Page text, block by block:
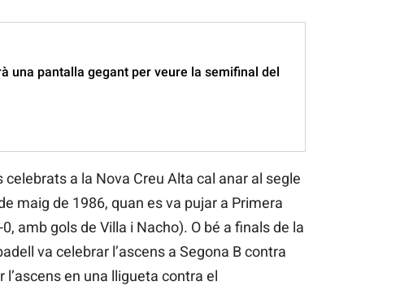
una pantalla gegant per veure la semifinal del
a la Nova Creu Alta cal anar al segle
maig de 1986, quan es va pujar a Primera
amb gols de Villa i Nacho). O bé a finals de la
va celebrar l’ascens a Segona B contra
en una lligueta contra el